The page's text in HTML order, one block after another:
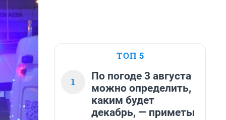
ТОП 5
1
По погоде 3 августа
можно определить,
каким будет
декабрь, — приметы